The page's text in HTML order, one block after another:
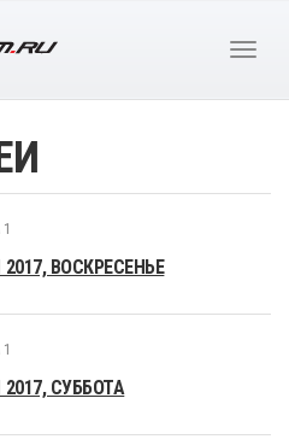
ВОСКРЕСЕНЬЕ
СУББОТА